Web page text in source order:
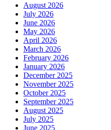
August 2026
July 2026
June 2026
May 2026
April 2026
March 2026
February 2026
January 2026
December 2025
November 2025
October 2025
September 2025
August 2025
July 2025
June 2025